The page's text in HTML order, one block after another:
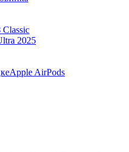
Classic
2025
Apple AirPods